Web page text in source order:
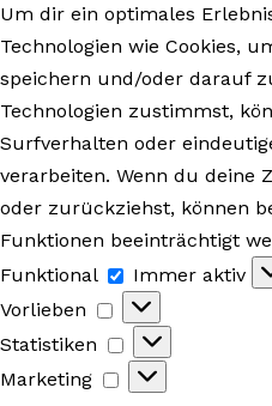
Um dir ein optimales
Technologien wie Cookies,
speichern und/oder darauf
Technologien zustimmst,
Surfverhalten oder
verarbeiten. Wenn du deine
oder zurückziehst, können
Funktionen beeinträchtigt
Funktional
Funktional
Immer aktiv
Vorlieben
Vorlieben
Statistiken
Statistiken
Marketing
Marketing